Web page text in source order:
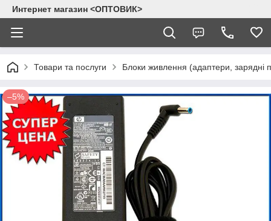
Интернет магазин <ОПТОВИК>
Товари та послуги Блоки живлення (адаптери, зарядні
–5%